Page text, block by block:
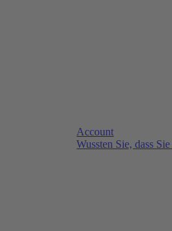
Account
Wussten Sie, dass